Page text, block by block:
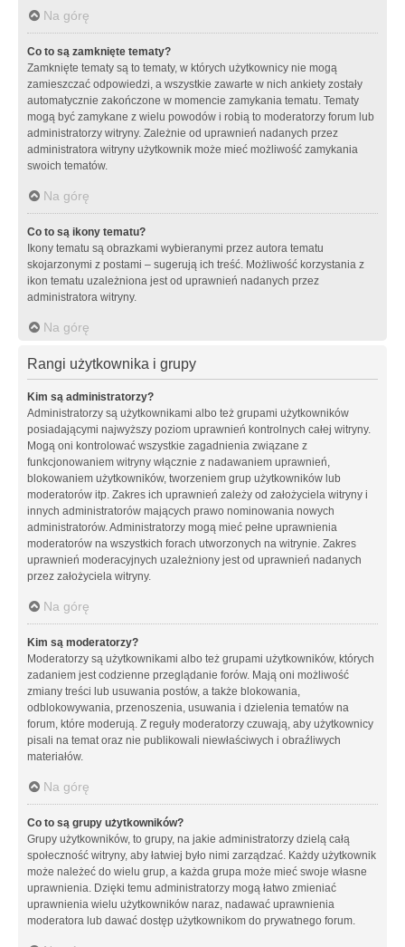
Na górę
Co to są zamknięte tematy?
Zamknięte tematy są to tematy, w których użytkownicy nie mogą
zamieszczać odpowiedzi, a wszystkie zawarte w nich ankiety zostały
automatycznie zakończone w momencie zamykania tematu. Tematy
mogą być zamykane z wielu powodów i robią to moderatorzy forum lub
administratorzy witryny. Zależnie od uprawnień nadanych przez
administratora witryny użytkownik może mieć możliwość zamykania
swoich tematów.
Na górę
Co to są ikony tematu?
Ikony tematu są obrazkami wybieranymi przez autora tematu
skojarzonymi z postami – sugerują ich treść. Możliwość korzystania z
ikon tematu uzależniona jest od uprawnień nadanych przez
administratora witryny.
Na górę
Rangi użytkownika i grupy
Kim są administratorzy?
Administratorzy są użytkownikami albo też grupami użytkowników
posiadającymi najwyższy poziom uprawnień kontrolnych całej witryny.
Mogą oni kontrolować wszystkie zagadnienia związane z
funkcjonowaniem witryny włącznie z nadawaniem uprawnień,
blokowaniem użytkowników, tworzeniem grup użytkowników lub
moderatorów itp. Zakres ich uprawnień zależy od założyciela witryny i
innych administratorów mających prawo nominowania nowych
administratorów. Administratorzy mogą mieć pełne uprawnienia
moderatorów na wszystkich forach utworzonych na witrynie. Zakres
uprawnień moderacyjnych uzależniony jest od uprawnień nadanych
przez założyciela witryny.
Na górę
Kim są moderatorzy?
Moderatorzy są użytkownikami albo też grupami użytkowników, których
zadaniem jest codzienne przeglądanie forów. Mają oni możliwość
zmiany treści lub usuwania postów, a także blokowania,
odblokowywania, przenoszenia, usuwania i dzielenia tematów na
forum, które moderują. Z reguły moderatorzy czuwają, aby użytkownicy
pisali na temat oraz nie publikowali niewłaściwych i obraźliwych
materiałów.
Na górę
Co to są grupy użytkowników?
Grupy użytkowników, to grupy, na jakie administratorzy dzielą całą
społeczność witryny, aby łatwiej było nimi zarządzać. Każdy użytkownik
może należeć do wielu grup, a każda grupa może mieć swoje własne
uprawnienia. Dzięki temu administratorzy mogą łatwo zmieniać
uprawnienia wielu użytkowników naraz, nadawać uprawnienia
moderatora lub dawać dostęp użytkownikom do prywatnego forum.